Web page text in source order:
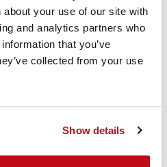
your use of our site with
and analytics partners who
that you’ve
collected from your use
Show details
トラップのダイナミック カー
ロック フック)の使い方